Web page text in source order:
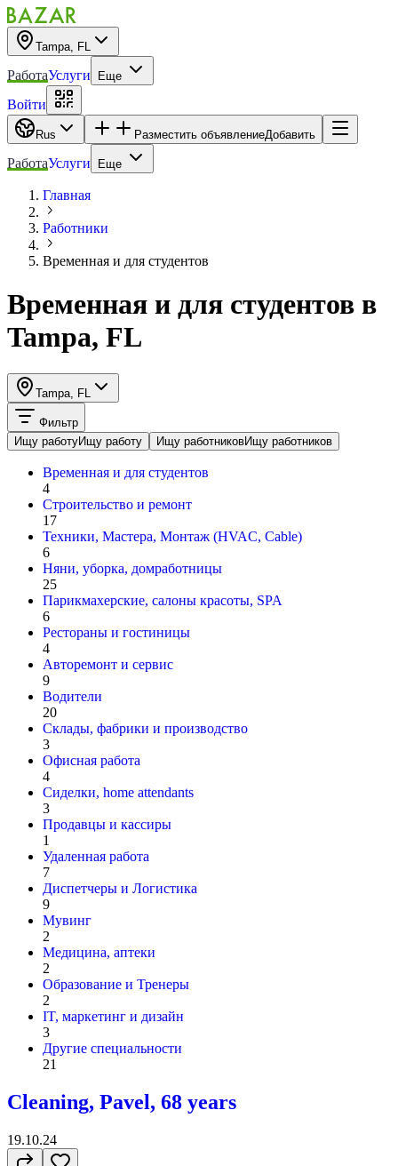
Tampa, FL
РаботаУслуги Еще
Войти
Rus Разместить объявлениеДобавить
РаботаУслуги Еще
Главная
Работники
Временная и для студентов
Временная и для студентов в
Tampa, FL
Tampa, FL
Фильтр
Ищу работуИщу работу Ищу работниковИщу работников
Временная и для студентов
4
Строительство и ремонт
17
Техники, Мастера, Монтаж (HVAC, Cable)
6
Няни, уборка, домработницы
25
Парикмахерские, салоны красоты, SPA
6
Рестораны и гостиницы
4
Авторемонт и cервис
9
Водители
20
Склады, фабрики и производство
3
Офисная работа
4
Сиделки, home attendants
3
Продавцы и кассиры
1
Удаленная работа
7
Диспетчеры и Логистика
9
Мувинг
2
Медицина, аптеки
2
Образование и Тренеры
2
IT, маркетинг и дизайн
3
Другие специальности
21
Cleaning, Pavel, 68 years
19.10.24